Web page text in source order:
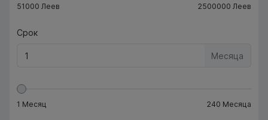
51000 Леев 2500000 Леев
Срок
Месяца
1 Месяц 240 Месяца